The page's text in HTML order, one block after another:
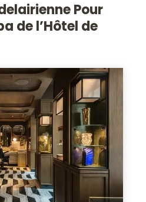
Pour
de l’Hôtel de